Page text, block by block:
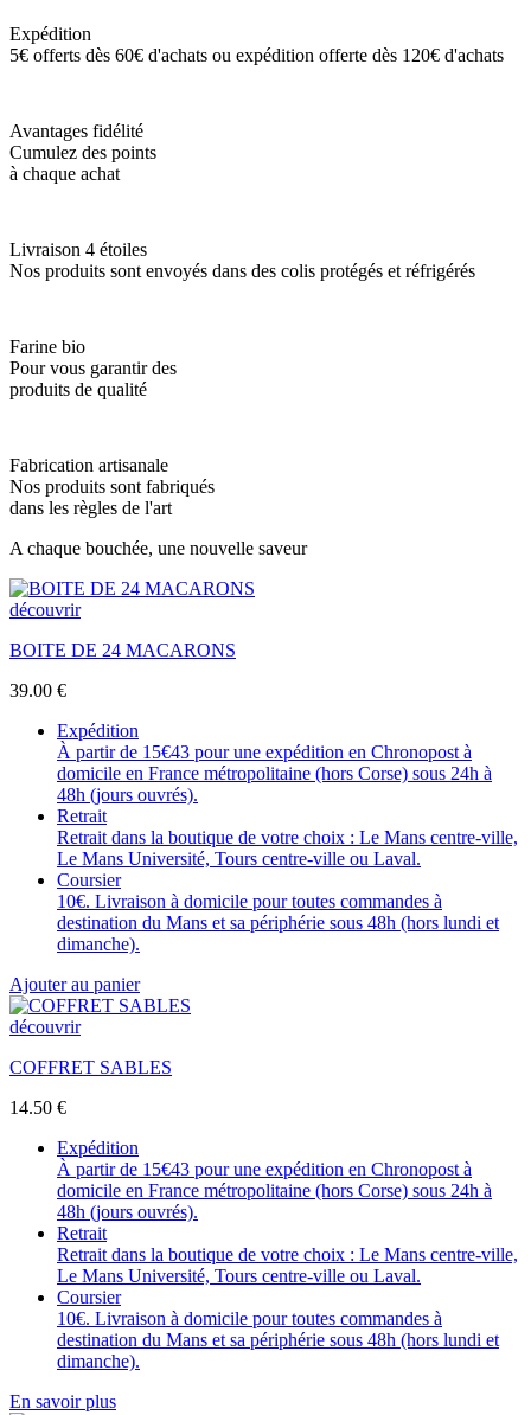
Expédition
5€ offerts dès 60€ d'achats ou expédition offerte dès 120€ d'achats
Avantages fidélité
Cumulez des points
à chaque achat
Livraison 4 étoiles
Nos produits sont envoyés dans des colis protégés et réfrigérés
Farine bio
Pour vous garantir des
produits de qualité
Fabrication artisanale
Nos produits sont fabriqués
dans les règles de l'art
A chaque bouchée, une nouvelle saveur
découvrir
BOITE DE 24 MACARONS
39.00 €
Expédition
À partir de 15€43 pour une expédition en Chronopost à
domicile en France métropolitaine (hors Corse) sous 24h à
48h (jours ouvrés).
Retrait
Retrait dans la boutique de votre choix : Le Mans centre-ville,
Le Mans Université, Tours centre-ville ou Laval.
Coursier
10€. Livraison à domicile pour toutes commandes à
destination du Mans et sa périphérie sous 48h (hors lundi et
dimanche).
Ajouter au panier
découvrir
COFFRET SABLES
14.50 €
Expédition
À partir de 15€43 pour une expédition en Chronopost à
domicile en France métropolitaine (hors Corse) sous 24h à
48h (jours ouvrés).
Retrait
Retrait dans la boutique de votre choix : Le Mans centre-ville,
Le Mans Université, Tours centre-ville ou Laval.
Coursier
10€. Livraison à domicile pour toutes commandes à
destination du Mans et sa périphérie sous 48h (hors lundi et
dimanche).
En savoir plus